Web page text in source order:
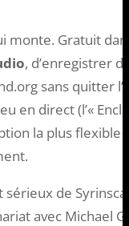
monte. Gratuit
, d’enregistrer
sans quitter
en direct (l’«
la plus
de
avec Michael